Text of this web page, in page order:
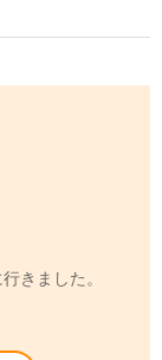
きました。